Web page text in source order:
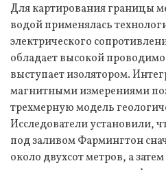
Для картирования границы
водой применялась
электрического
обладает высокой
выступает изолятором.
магнитными измерениями
трехмерную модель
Исследователи установили,
под заливом Фармингтон
около двухсот метров, а